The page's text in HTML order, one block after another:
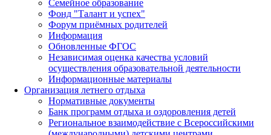
Семейное образование
Фонд "Талант и успех"
Форум приёмных родителей
Информация
Обновленные ФГОС
Независимая оценка качества условий
осуществления образовательной деятельности
Информационные материалы
Организация летнего отдыха
Нормативные документы
Банк программ отдыха и оздоровления детей
Региональное взаимодействие с Всероссийскими